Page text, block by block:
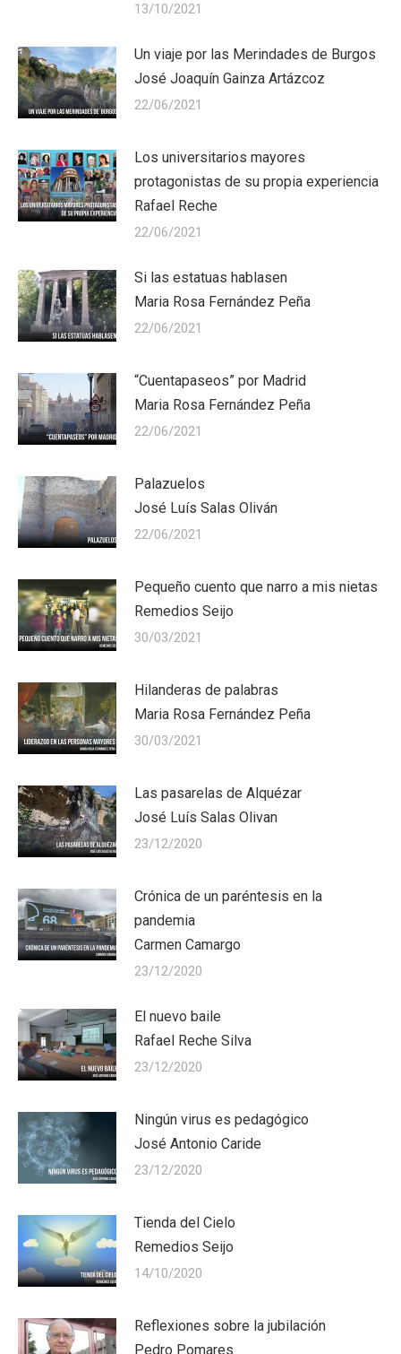
13/10/2021
Un viaje por las Merindades de Burgos
José Joaquín Gainza Artázcoz
22/06/2021
Los universitarios mayores
protagonistas de su propia experiencia
Rafael Reche
22/06/2021
Si las estatuas hablasen
Maria Rosa Fernández Peña
22/06/2021
“Cuentapaseos” por Madrid
Maria Rosa Fernández Peña
22/06/2021
Palazuelos
José Luís Salas Oliván
22/06/2021
Pequeño cuento que narro a mis nietas
Remedios Seijo
30/03/2021
Hilanderas de palabras
Maria Rosa Fernández Peña
30/03/2021
Las pasarelas de Alquézar
José Luís Salas Olivan
23/12/2020
Crónica de un paréntesis en la
pandemia
Carmen Camargo
23/12/2020
El nuevo baile
Rafael Reche Silva
23/12/2020
Ningún virus es pedagógico
José Antonio Caride
23/12/2020
Tienda del Cielo
Remedios Seijo
14/10/2020
Reflexiones sobre la jubilación
Pedro Pomares